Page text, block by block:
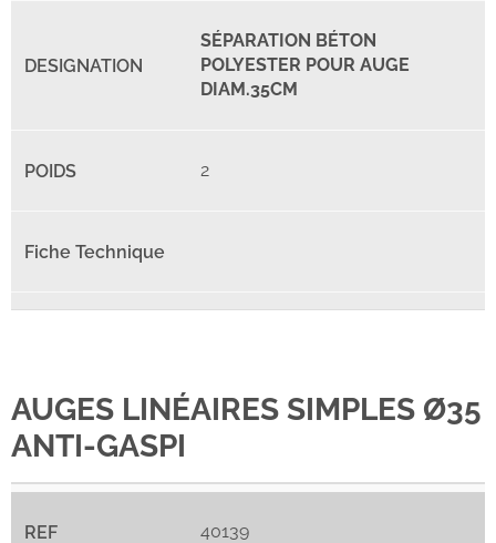
SÉPARATION BÉTON
POLYESTER POUR AUGE
DIAM.35CM
2
AUGES LINÉAIRES SIMPLES Ø35
ANTI-GASPI
40139